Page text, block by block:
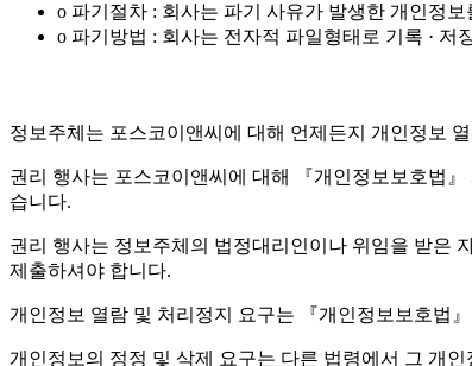
o 파기절차 : 회사는 파기 사유가 발생한 개인정
o 파기방법 : 회사는 전자적 파일형태로 기록 ·
정보주체는 포스코이앤씨에 대해 언제든지 개인정보
권리 행사는 포스코이앤씨에 대해 『개인정보보호법
습니다.
권리 행사는 정보주체의 법정대리인이나 위임을 받은
제출하셔야 합니다.
개인정보 열람 및 처리정지 요구는 『개인정보보호법
개인정보의 정정 및 삭제 요구는 다른 법령에서 그 개